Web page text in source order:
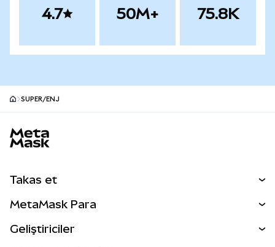
4.7 50M+ 75.8K
SUPER/ENJ
Takas et
Perps
MetaMask Para
Geliştiriciler